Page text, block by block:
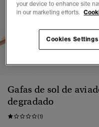
1 2 3
Gafas de sol de
degradado
(1)
your device to enhance site
in our marketing efforts.
Cookies Settings